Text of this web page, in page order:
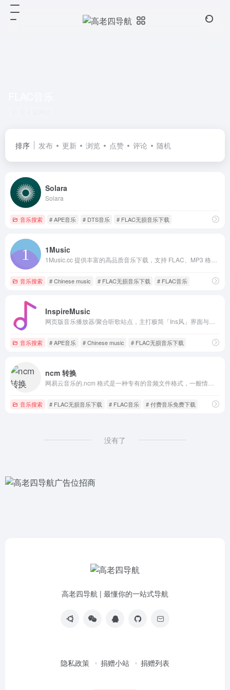
排序 发布 更新 浏览 点赞 评论 随机
Solara
Solara
音乐搜索 # APE音乐 # DTS音乐 # FLAC无损音乐下载
1Music
音乐搜索 # Chinese music # FLAC无损音乐下载 # FLAC音乐
InspireMusic
音乐搜索 # APE音乐 # Chinese music # FLAC无损音乐下载
ncm 转换
音乐搜索 # FLAC无损音乐下载 # FLAC音乐 # 付费音乐免费下载
没有了
高老四导航 | 最懂你的一站式导航
隐私政策 捐赠小站 捐赠列表